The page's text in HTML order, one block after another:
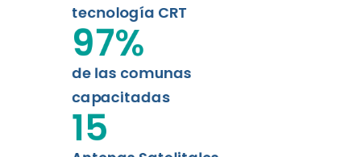
tecnología CRT
de las comunas
capacitadas
97%
15